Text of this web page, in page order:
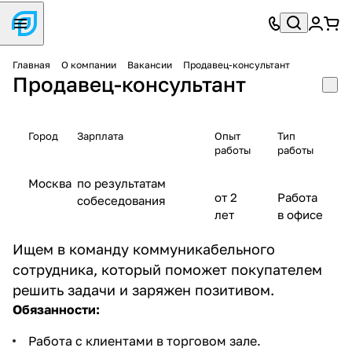
Главная О компании Вакансии Продавец-консультант
Продавец-консультант
Город
Москва
Зарплата
по результатам
собеседования
Опыт
работы
от 2
лет
Тип
работы
Работа
в офисе
Ищем в команду коммуникабельного
сотрудника, который поможет покупателем
решить задачи и заряжен позитивом.
Обязанности:
Работа с клиентами в торговом зале.